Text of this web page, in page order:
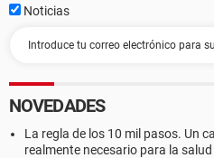
Noticias
NOVEDADES
La regla de los 10 mil pasos. Un
realmente necesario para la salud